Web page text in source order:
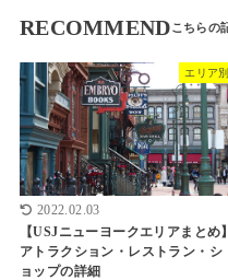
RECOMMEND
エリア別
2022.02.03
【USJニューヨークエリアまとめ】
アトラクション・レストラン・シ
ョップの詳細